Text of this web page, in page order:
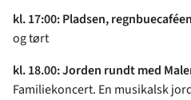
kl. 17:00: Pladsen,
og tørt
kl. 18.00: Jorden rundt med
Familiekoncert. En musikalsk